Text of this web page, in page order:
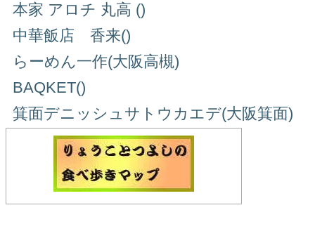
本家 アロチ 丸高 ()
中華飯店 香来()
らーめん一作(大阪高槻)
BAQKET()
箕面デニッシュサトウカエデ(大阪箕面)